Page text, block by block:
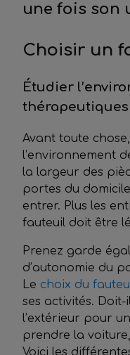
une fois son
Choisir un
Étudier
Avant toute
l’environnement
la largeur des
portes du
entrer. Plus les
fauteuil doit être
Prenez garde
d’autonomie du
Le choix du
ses activités.
l’extérieur pour
prendre la
Voici les